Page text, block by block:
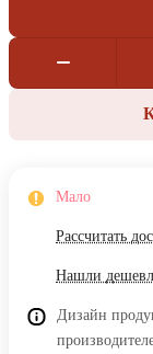
Мало
Рассчитать
Нашли
Дизайн